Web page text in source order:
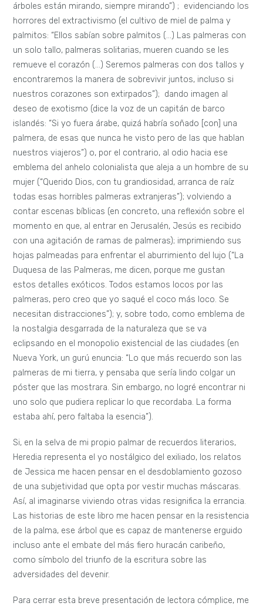
árboles están mirando, siempre mirando”) ; evidenciando los
horrores del extractivismo (el cultivo de miel de palma y
palmitos: “Ellos sabían sobre palmitos (…) Las palmeras con
un solo tallo, palmeras solitarias, mueren cuando se les
remueve el corazón (…) Seremos palmeras con dos tallos y
encontraremos la manera de sobrevivir juntos, incluso si
nuestros corazones son extirpados”); dando imagen al
deseo de exotismo (dice la voz de un capitán de barco
islandés: “Si yo fuera árabe, quizá habría soñado [con] una
palmera, de esas que nunca he visto pero de las que hablan
nuestros viajeros”) o, por el contrario, al odio hacia ese
emblema del anhelo colonialista que aleja a un hombre de su
mujer (“Querido Dios, con tu grandiosidad, arranca de raíz
todas esas horribles palmeras extranjeras”); volviendo a
contar escenas bíblicas (en concreto, una reflexión sobre el
momento en que, al entrar en Jerusalén, Jesús es recibido
con una agitación de ramas de palmeras); imprimiendo sus
hojas palmeadas para enfrentar el aburrimiento del lujo (“La
Duquesa de las Palmeras, me dicen, porque me gustan
estos detalles exóticos. Todos estamos locos por las
palmeras, pero creo que yo saqué el coco más loco. Se
necesitan distracciones”); y, sobre todo, como emblema de
la nostalgia desgarrada de la naturaleza que se va
eclipsando en el monopolio existencial de las ciudades (en
Nueva York, un gurú enuncia: “Lo que más recuerdo son las
palmeras de mi tierra, y pensaba que sería lindo colgar un
póster que las mostrara. Sin embargo, no logré encontrar ni
uno solo que pudiera replicar lo que recordaba. La forma
estaba ahí, pero faltaba la esencia”).
Si, en la selva de mi propio palmar de recuerdos literarios,
Heredia representa el yo nostálgico del exiliado, los relatos
de Jessica me hacen pensar en el desdoblamiento gozoso
de una subjetividad que opta por vestir muchas máscaras.
Así, al imaginarse viviendo otras vidas resignifica la errancia.
Las historias de este libro me hacen pensar en la resistencia
de la palma, ese árbol que es capaz de mantenerse erguido
incluso ante el embate del más fiero huracán caribeño,
como símbolo del triunfo de la escritura sobre las
adversidades del devenir.
Para cerrar esta breve presentación de lectora cómplice, me